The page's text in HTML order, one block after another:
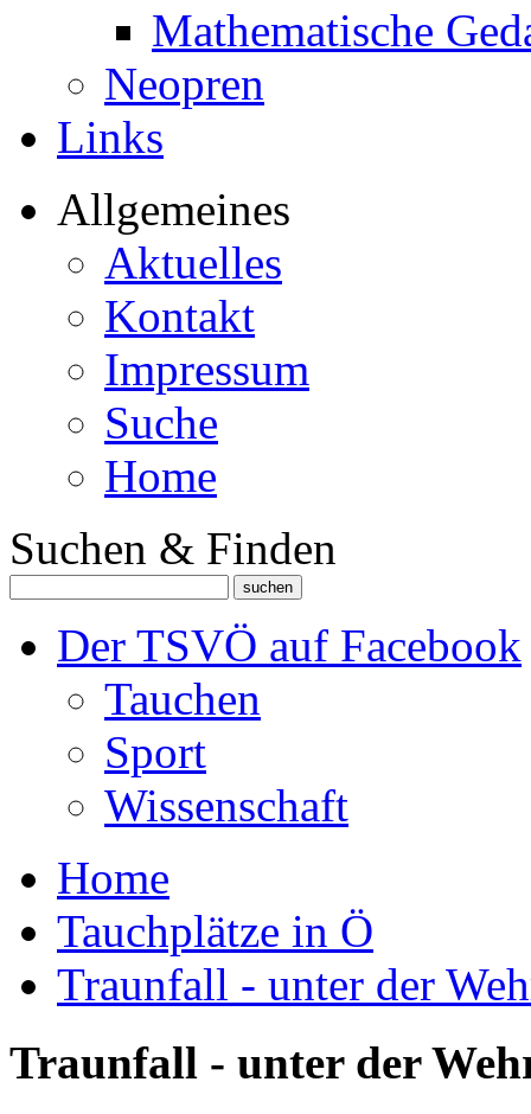
Mathematische
Neopren
Links
Allgemeines
Aktuelles
Kontakt
Impressum
Suche
Home
Suchen & Finden
Der TSVÖ auf Facebook
Tauchen
Sport
Wissenschaft
Home
Tauchplätze in Ö
Traunfall - unter der
Traunfall - unter der